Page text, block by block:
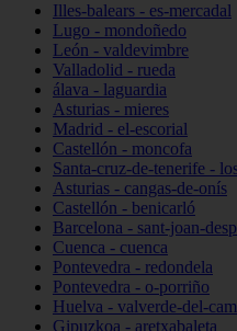
Illes-balears - es-mercadal
Lugo - mondoñedo
León - valdevimbre
Valladolid - rueda
álava - laguardia
Asturias - mieres
Madrid - el-escorial
Castellón - moncofa
Santa-cruz-de-tenerife -
Asturias - cangas-de-onís
Castellón - benicarló
Barcelona - sant-joan-
Cuenca - cuenca
Pontevedra - redondela
Pontevedra - o-porriño
Huelva - valverde-del-
Gipuzkoa - aretxabaleta